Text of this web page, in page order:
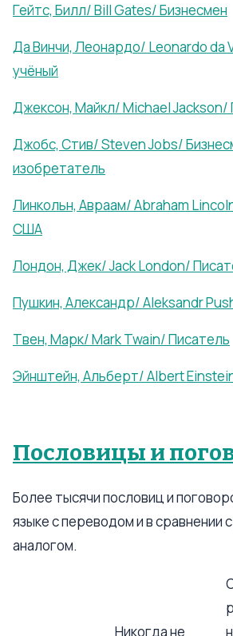
Гейтс, Билл/ Bill Gates/ Бизнесмен
Да Винчи, Леонардо/ Leonardo da
учёный
Джексон, Майкл/ Michael Jackson/
Джобс, Стив/ Steven Jobs/
изобретатель
Линкольн, Авраам/ Abraham
США
Лондон, Джек/ Jack London/
Пушкин, Александр/ Aleksandr
Твен, Марк/ Mark Twain/ Писатель
Эйнштейн, Альберт/ Albert
Пословицы и
Более тысячи пословиц и
языке с переводом и в сравнении
аналогом.
Никогда не